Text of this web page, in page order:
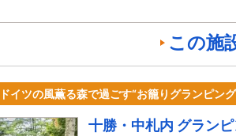
この施
イツの風薫る森で過ごす“お籠りグランピン
十勝・中札内 グラン